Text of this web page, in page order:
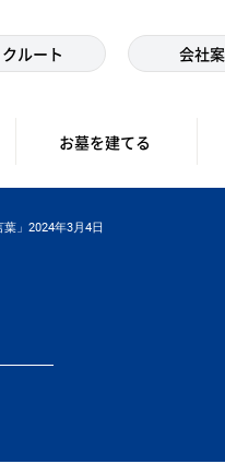
クルート 会社
お墓を建てる
」2024年3月4日